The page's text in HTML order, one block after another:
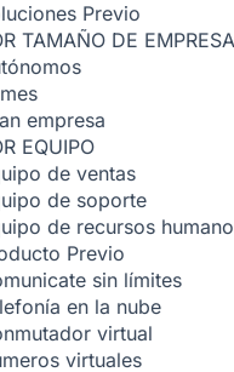
Previo
TAMAÑO DE EMPRESA
empresa
EQUIPO
de ventas
de soporte
de recursos
Previo
sin límites
en la nube
virtual
virtuales